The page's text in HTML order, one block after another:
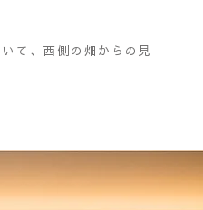
て、西側の畑からの見